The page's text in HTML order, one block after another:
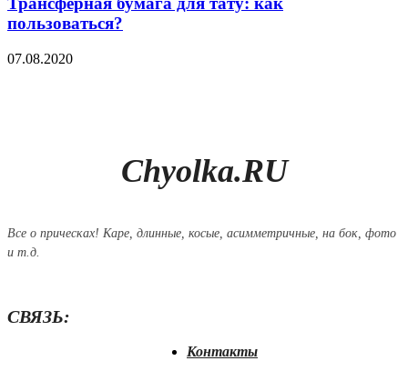
пользоваться?
07.08.2020
Chyolka.RU
Все о прическах! Каре, длинные, косые, асимметричные, на бок, фото
и т.д.
СВЯЗЬ:
Контакты